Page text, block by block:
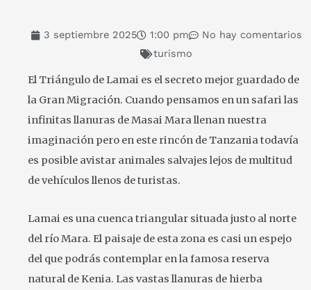
3 septiembre 2025 1:00 pm
No hay comentarios
turismo
El Triángulo de Lamai es el secreto mejor guardado de
la Gran Migración. Cuando pensamos en un safari las
infinitas llanuras de Masai Mara llenan nuestra
imaginación pero en este rincón de Tanzania todavía
es posible avistar animales salvajes lejos de multitud
de vehículos llenos de turistas.
Lamai es una cuenca triangular situada justo al norte
del río Mara. El paisaje de esta zona es casi un espejo
del que podrás contemplar en la famosa reserva
natural de Kenia. Las vastas llanuras de hierba